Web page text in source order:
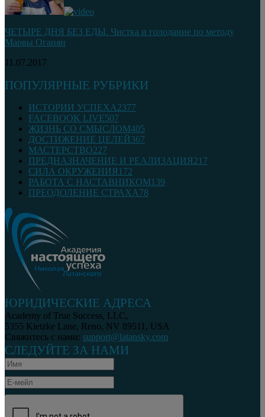
ЧЕТЫРЕ ДНЯ БЕЗ ЕДЫ. Чистка и голодание по методу
Марвы Оганян
11.07.2017
ПОПУЛЯРНЫЕ РУБРИКИ
ИСТОРИИ УСПЕХА2377
FACEBOOK LIVE507
ЖИЗНЬ СО СМЫСЛОМ405
ДОСТИЖЕНИЕ ЦЕЛЕЙ367
МАСТЕРСТВО227
ПРЕДНАЗНАЧЕНИЕ И РЕАЛИЗАЦИЯ217
СИЛА ОКРУЖЕНИЯ172
РАБОТА С НАСТАВНИКОМ139
ПРЕОДОЛЕНИЕ СТРАХА78
ЮРИДИЧЕСКИЕ АДРЕСА
Academy of True Success, LLC,
5355 Kietzke Lane, Reno, NV 89511, USA
Свяжитесь с нами: support@latansky.com
СЛЕДУЙТЕ ЗА НАМИ